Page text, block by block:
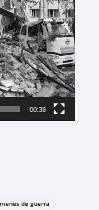
00:38
de guerra